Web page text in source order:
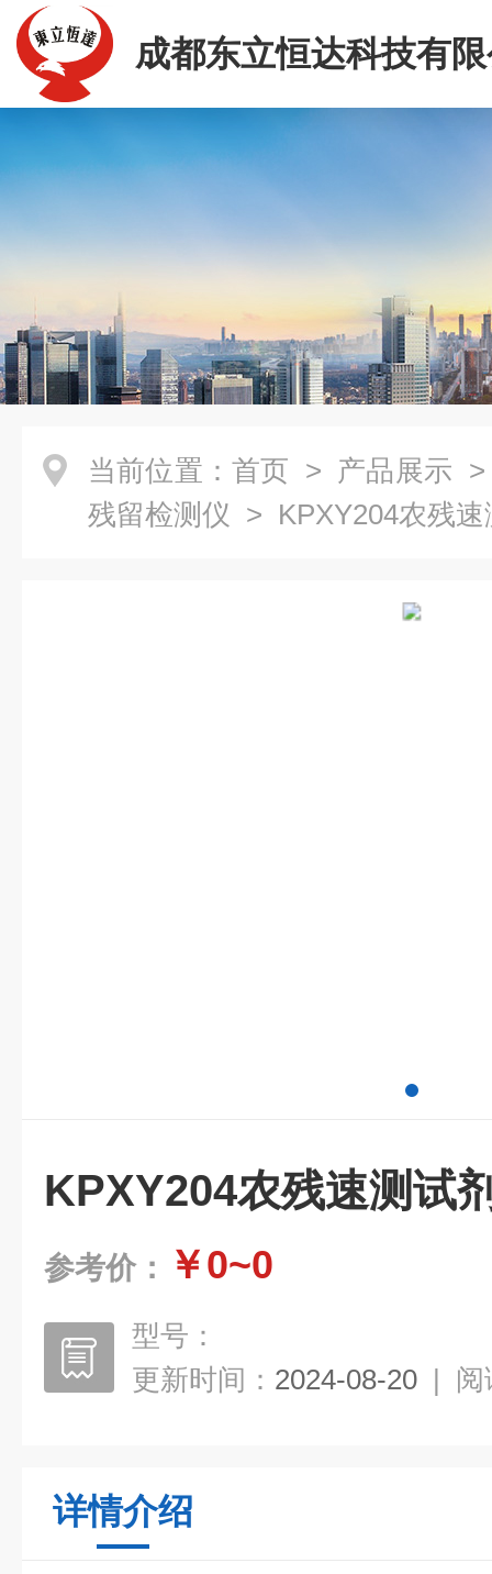
成都东立恒达科技有
当前位置： 首页 > 产品展示
残留检测仪 > KPXY204农残速
KPXY204农残速测试
参考价： ￥0~0
型号：
更新时间： 2024-08-20 | 阅
详情介绍